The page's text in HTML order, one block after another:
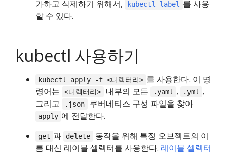
가하고 삭제하기 위해서,
kubectl label
를 사용
할 수 있다.
kubectl 사용하기
kubectl apply -f <디렉터리> 를 사용한다. 이 명
령어는
<디렉터리> 내부의 모든 .yaml , .yml
,
그리고
.json 쿠버네티스 구성 파일을 찾아
apply 에 전달한다.
get 과 delete
동작을 위해 특정 오브젝트의 이
름 대신 레이블 셀렉터를 사용한다. 레이블 셀렉터